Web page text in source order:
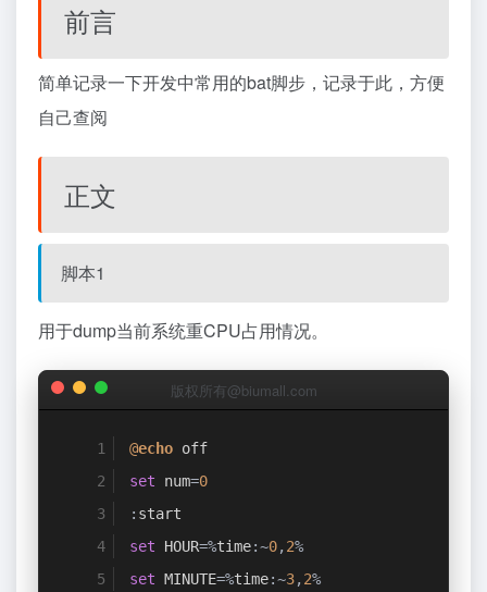
前言
简单记录一下开发中常用的bat脚步，记录于此，方便
自己查阅
正文
脚本1
用于dump当前系统重CPU占用情况。
版权所有@biumall.com
@echo off
set num=0
: start
set HOUR=%time:~0,2%
set MINUTE=%time:~3,2%